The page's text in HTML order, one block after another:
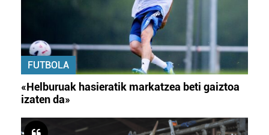
FUTBOLA
«Helburuak hasieratik markatzea beti gaiztoa
izaten da»